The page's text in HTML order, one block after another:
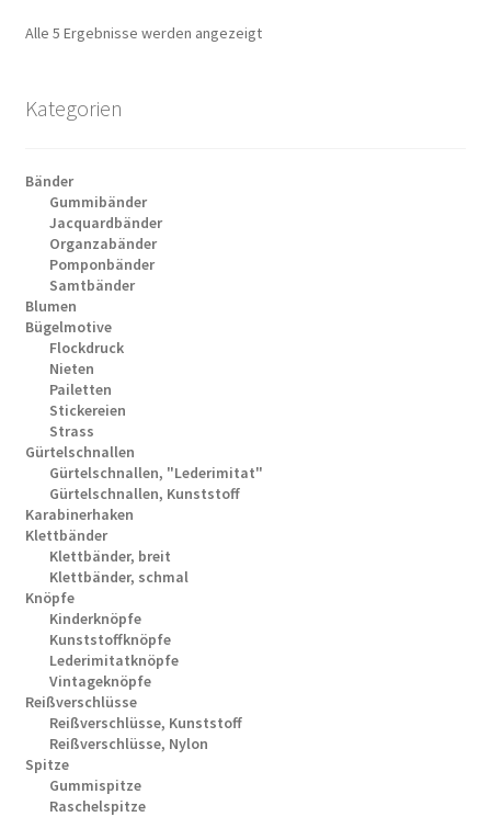
Alle 5 Ergebnisse werden angezeigt
Kategorien
Bänder
Gummibänder
Jacquardbänder
Organzabänder
Pomponbänder
Samtbänder
Blumen
Bügelmotive
Flockdruck
Nieten
Pailetten
Stickereien
Strass
Gürtelschnallen
Gürtelschnallen, "Lederimitat"
Gürtelschnallen, Kunststoff
Karabinerhaken
Klettbänder
Klettbänder, breit
Klettbänder, schmal
Knöpfe
Kinderknöpfe
Kunststoffknöpfe
Lederimitatknöpfe
Vintageknöpfe
Reißverschlüsse
Reißverschlüsse, Kunststoff
Reißverschlüsse, Nylon
Spitze
Gummispitze
Raschelspitze